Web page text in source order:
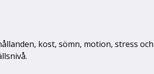
kost, sömn, motion, stress